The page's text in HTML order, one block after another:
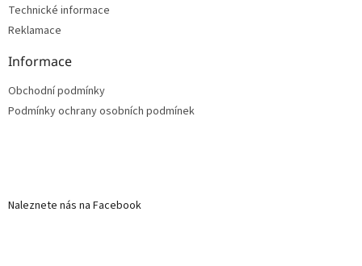
Technické informace
Reklamace
Informace
Obchodní podmínky
Podmínky ochrany osobních podmínek
Naleznete nás na Facebook